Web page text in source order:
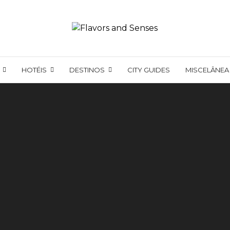
HOTÉIS DESTINOS CITY GUIDES MISCELÂNEA